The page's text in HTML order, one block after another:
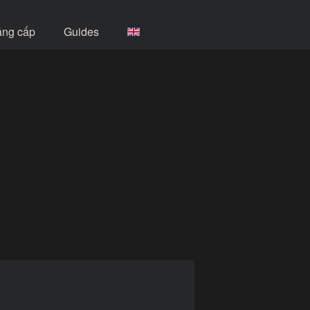
cấp Guides